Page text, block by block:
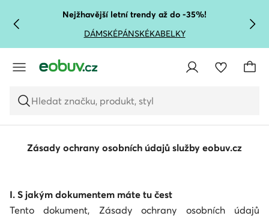
PŘEJÍT NA HLAVNÍ OBSAH
PŘEJÍT NA VYHLEDÁVÁNÍ
Nejžhavější letní trendy až do -35%!
DÁMSKÉPÁNSKÉKABELKY
Hledat značku, produkt, styl
Zásady ochrany osobních údajů služby eobuv.cz
I. S jakým dokumentem máte tu čest
Tento dokument, Zásady ochrany osobních údajů